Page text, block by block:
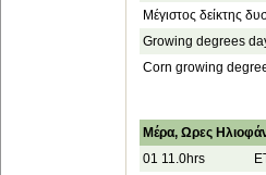
Μέγιστος δείκτης
Growing degrees
Corn growing
Μέρα, Ωρες
01 11.0hrs